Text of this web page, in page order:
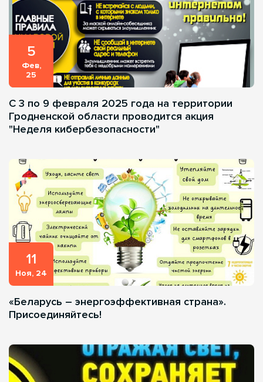
5
Фев,
25
C 3 по 9 февраля 2025 года на территории
Гродненской области проводится акция
"Неделя кибербезопасности"
11
Ноя, 24
«Беларусь – энергоэффективная страна».
Присоединяйтесь!